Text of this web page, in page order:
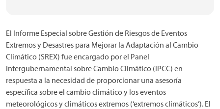
El Informe Especial sobre Gestión de Riesgos de Eventos
Extremos y Desastres para Mejorar la Adaptación al Cambio
Climático (SREX) fue encargado por el Panel
Intergubernamental sobre Cambio Climático (IPCC) en
respuesta a la necesidad de proporcionar una asesoría
específica sobre el cambio climático y los eventos
meteorológicos y climáticos extremos (‘extremos climáticos’). El